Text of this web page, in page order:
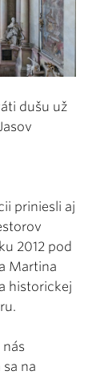
dušu už
priniesli aj
2012 pod
Martina
historickej
nás
na